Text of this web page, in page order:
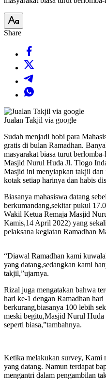
Share
Jualan Takjil via google
Sudah menjadi hobi para
gratis di bulan Ramadhan.
masyarakat biasa turut
Masjid Nurul Huda Jl. Tlogo
Masjid ini menyiapkan takjil dan
kotak setiap harinya dan habis
Biasanya mahasiswa datang
berkumandang,sekitar pukul
Wakil Ketua Remaja Masjid
Kamis,14 April 2022) yang
pelaksana kegiatan Ramadhan
“Diawal Ramadhan kami
yang datang,sedangkan kami
takjil,”ujarnya.
Rizal juga mengatakan bahwa
hari ke-1 dengan Ramadhan
berkurang,biasanya 100 lebih
meski begitu,Masjid Nurul Huda
seperti biasa,”tambahnya.
Ketika melakukan survey, Kami
yang datang. Namun terdapat
mengantri dalam pengambilan